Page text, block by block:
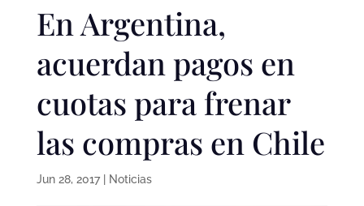
En Argentina,
acuerdan pagos en
cuotas para frenar
las compras en Chile
Jun 28, 2017| Noticias